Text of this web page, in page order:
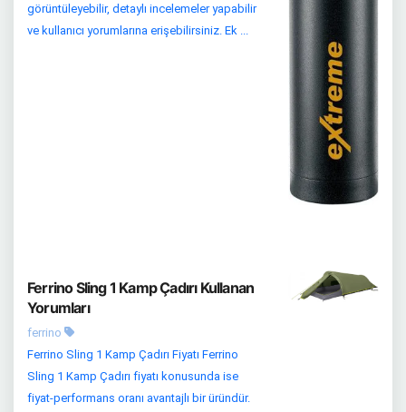
görüntüleyebilir, detaylı incelemeler yapabilir
ve kullanıcı yorumlarına erişebilirsiniz. Ek ...
Ferrino Sling 1 Kamp Çadırı Kullanan
Yorumları
ferrino
Ferrino Sling 1 Kamp Çadırı Fiyatı Ferrino
Sling 1 Kamp Çadırı fiyatı konusunda ise
fiyat-performans oranı avantajlı bir üründür.